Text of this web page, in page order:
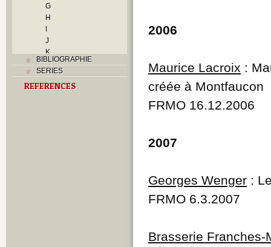
G
H
I
J
K
L
M
N
BIBLIOGRAPHIE
SERIES
REFERENCES
2006
Maurice Lacroix :
créée à Montfaucon
FRMO 16.12.2006
2007
Georges Wenger :
FRMO 6.3.2007
Brasserie Franches-